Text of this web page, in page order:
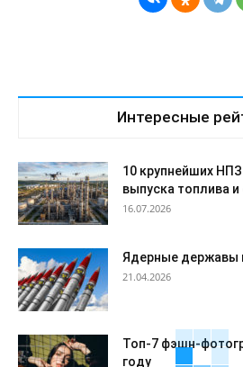
Интересные
10 крупнейших
выпуска топлива
16.07.2026
Ядерные державы
21.04.2026
Топ-7 фэшн-
году